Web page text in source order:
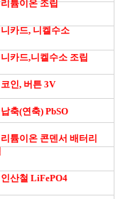
리튬이온 조립
니카드, 니켈수소
니카드,니켈수소 조립
코인, 버튼 3V
납축(연축) PbSO
리튬이온 콘덴서 배터리
인산철 LiFePO4